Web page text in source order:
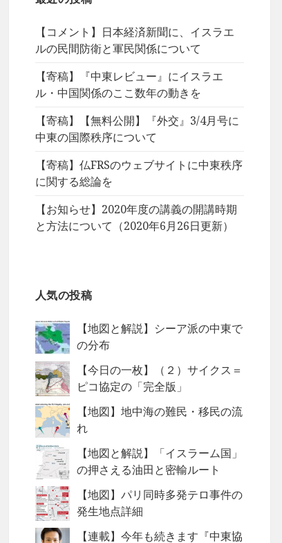
【コメント】日本経済新聞に、イスラエ
ルの民間防衛と軍民関係について
【寄稿】『中東レビュー』にイスラエ
ル・中国関係のここ数年の動きを
【寄稿】【無料公開】『外交』3/4月号に
中東の国際秩序について
【寄稿】仏FRSのウェブサイトに中東秩序
に関する総論を
【お知らせ】2020年度の講義の開講時期
と方法について（2020年6月26日更新）
人気の投稿
【地図と解説】シーア派の中東で
の分布
【今日の一枚】（２）サイクス＝
ピコ協定の「完全版」
【地図】地中海の難民・移民の流
れ
【地図と解説】「イスラーム国」
の押さえる油田と密輸ルート
【地図】パリ同時多発テロ事件の
発生地点詳細
【連載】今年も続きます『中東協